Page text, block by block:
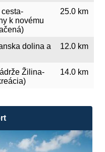
k novému
25.0 km
dolina a
12.0 km
Žilina-
14.0 km